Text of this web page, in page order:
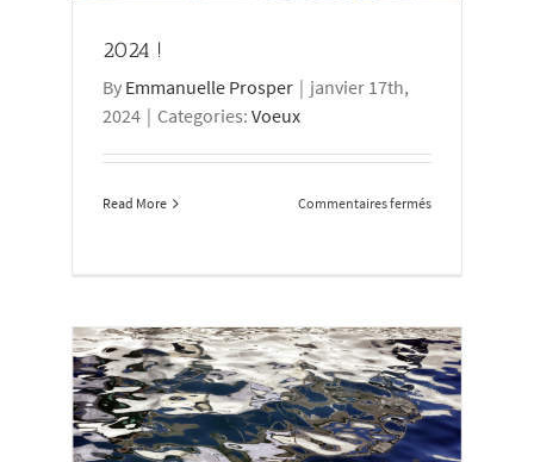
2024 !
By Emmanuelle Prosper | janvier 17th,
2024 | Categories: Voeux
Read More Commentaires ferméssur